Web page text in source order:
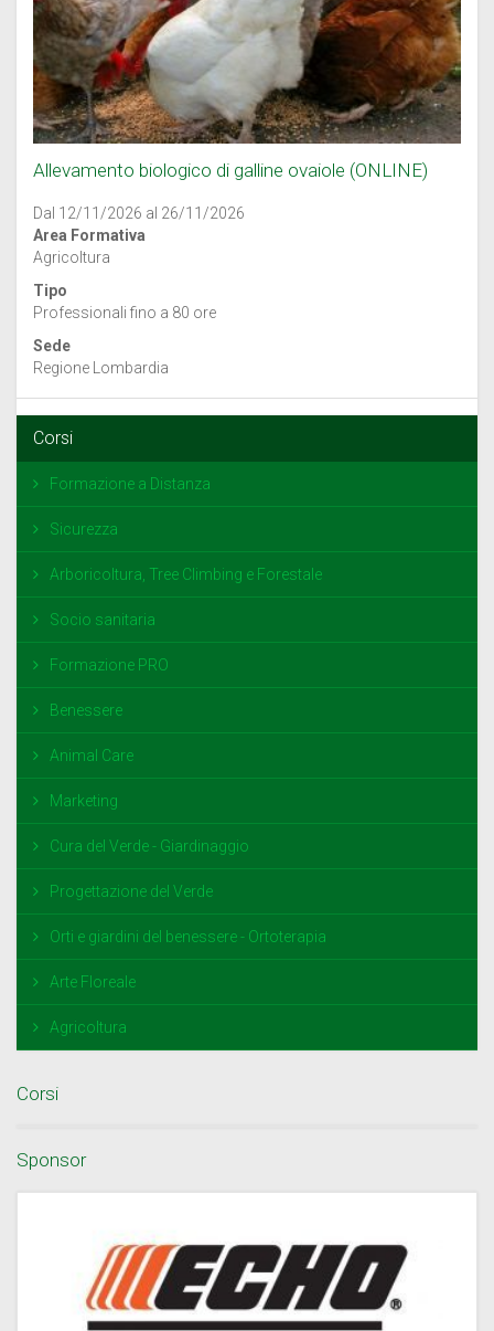
Allevamento biologico di galline ovaiole (ONLINE)
Dal 12/11/2026 al 26/11/2026
Area Formativa
Agricoltura
Tipo
Professionali fino a 80 ore
Sede
Regione Lombardia
Corsi
Formazione a Distanza
Sicurezza
Arboricoltura, Tree Climbing e Forestale
Socio sanitaria
Formazione PRO
Benessere
Animal Care
Marketing
Cura del Verde - Giardinaggio
Progettazione del Verde
Orti e giardini del benessere - Ortoterapia
Arte Floreale
Agricoltura
Corsi
Sponsor